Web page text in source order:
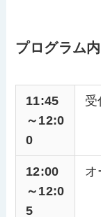
プログラム
11:45
～12:0
0
受
12:00
～12:0
5
オ